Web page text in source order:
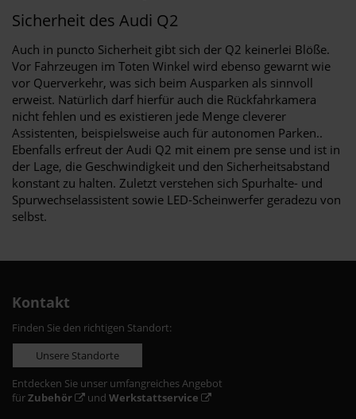
Sicherheit des Audi Q2
Auch in puncto Sicherheit gibt sich der Q2 keinerlei Blöße.
Vor Fahrzeugen im Toten Winkel wird ebenso gewarnt wie
vor Querverkehr, was sich beim Ausparken als sinnvoll
erweist. Natürlich darf hierfür auch die Rückfahrkamera
nicht fehlen und es existieren jede Menge cleverer
Assistenten, beispielsweise auch für autonomen Parken..
Ebenfalls erfreut der Audi Q2 mit einem pre sense und ist in
der Lage, die Geschwindigkeit und den Sicherheitsabstand
konstant zu halten. Zuletzt verstehen sich Spurhalte- und
Spurwechselassistent sowie LED-Scheinwerfer geradezu von
selbst.
Kontakt
Finden Sie den richtigen Standort:
Unsere Standorte
Entdecken Sie unser umfangreiches Angebot
fürZubehör und Werkstattservice